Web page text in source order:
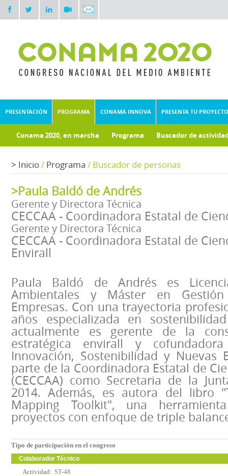
PRESENTACIÓN PROGRAMA CONAMA INNOVA PRESENTA TU PROYECTO
Conama 2020, en marcha Programa Buscador de
> Inicio/ Programa / Buscador de personas
>Paula Baldó de Andrés
Gerente y Directora Técnica
CECCAA - Coordinadora Estatal de
Gerente y Directora Técnica
CECCAA - Coordinadora Estatal de
Envirall
Paula Baldó de Andrés es
Ambientales y Máster en
Empresas. Con una trayectoria
años especializada en
actualmente es gerente de la
estratégica envirall y
Innovación, Sostenibilidad y Nuevas
parte de la Coordinadora Estatal de
(CECCAA) como Secretaria de la
2014. Además, es autora del libro
Mapping Toolkit", una
proyectos con enfoque de triple
Tipo de participación en el congreso
Colaborador Técnico
Actividad: ST-48